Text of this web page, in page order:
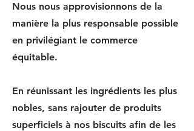
Nous nous approvisionnons de la
manière la plus responsable possible
en privilégiant le commerce
équitable.
En réunissant les ingrédients les plus
nobles, sans rajouter de produits
superficiels à nos biscuits afin de les